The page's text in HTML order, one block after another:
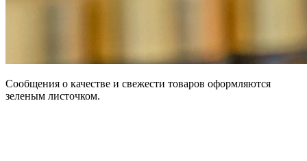
Сообщения о качестве и свежести товаров оформляются
зеленым листочком.